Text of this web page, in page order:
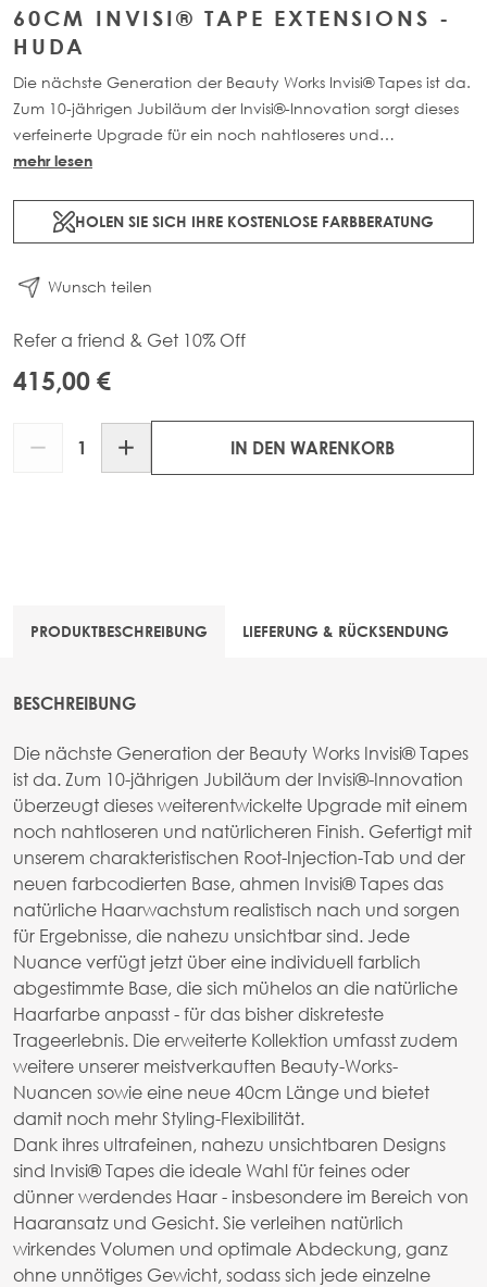
60CM INVISI® TAPE EXTENSIONS -
HUDA
Die nächste Generation der Beauty Works Invisi® Tapes ist da.
Zum 10-jährigen Jubiläum der Invisi®-Innovation sorgt dieses
verfeinerte Upgrade für ein noch nahtloseres und
natürlicheres Finish. Erhältlich in 40cm-60cm Länge sowie in
Farben. Jede 48g-Packung enthält 16 Tapes aus 100% Remy-
Echthaar.
mehr lesen
HOLEN SIE SICH IHRE KOSTENLOSE FARBBERATUNG
Wunsch teilen
Refer a friend & Get 10% Off
415,00 €
IN DEN WARENKORB
PRODUKTBESCHREIBUNG LIEFERUNG & RÜCKSENDUNG
BESCHREIBUNG
Die nächste Generation der Beauty Works Invisi® Tapes
ist da. Zum 10-jährigen Jubiläum der Invisi®-Innovation
überzeugt dieses weiterentwickelte Upgrade mit einem
noch nahtloseren und natürlicheren Finish. Gefertigt mit
unserem charakteristischen Root-Injection-Tab und der
neuen farbcodierten Base, ahmen Invisi® Tapes das
natürliche Haarwachstum realistisch nach und sorgen
für Ergebnisse, die nahezu unsichtbar sind. Jede
Nuance verfügt jetzt über eine individuell farblich
abgestimmte Base, die sich mühelos an die natürliche
Haarfarbe anpasst - für das bisher diskreteste
Trageerlebnis. Die erweiterte Kollektion umfasst zudem
weitere unserer meistverkauften Beauty-Works-
Nuancen sowie eine neue 40cm Länge und bietet
damit noch mehr Styling-Flexibilität.
Dank ihres ultrafeinen, nahezu unsichtbaren Designs
sind Invisi® Tapes die ideale Wahl für feines oder
dünner werdendes Haar - insbesondere im Bereich von
Haaransatz und Gesicht. Sie verleihen natürlich
wirkendes Volumen und optimale Abdeckung, ganz
ohne unnötiges Gewicht, sodass sich jede einzelne